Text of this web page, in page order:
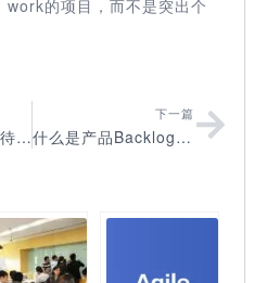
的项目，而不是突出个
新物件—长期产品待办列表
下一篇
什么是产品Backlog（Product Backlog)?